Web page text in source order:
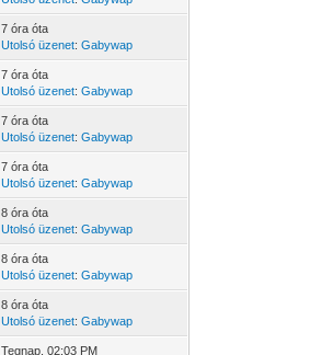
7 óra óta
Utolsó üzenet:Gabywap
7 óra óta
Utolsó üzenet:Gabywap
7 óra óta
Utolsó üzenet:Gabywap
7 óra óta
Utolsó üzenet:Gabywap
8 óra óta
Utolsó üzenet:Gabywap
8 óra óta
Utolsó üzenet:Gabywap
8 óra óta
Utolsó üzenet:Gabywap
Tegnap , 02:03 PM